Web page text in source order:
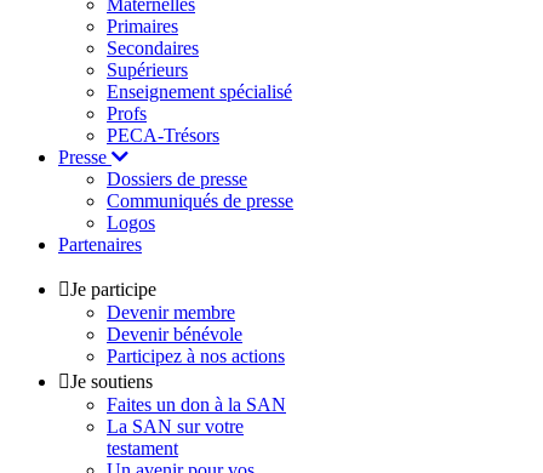
Maternelles
Primaires
Secondaires
Supérieurs
Enseignement spécialisé
Profs
PECA-Trésors
Presse
Dossiers de presse
Communiqués de presse
Logos
Partenaires
Je participe
Devenir membre
Devenir bénévole
Participez à nos actions
Je soutiens
Faites un don à la SAN
La SAN sur votre
testament